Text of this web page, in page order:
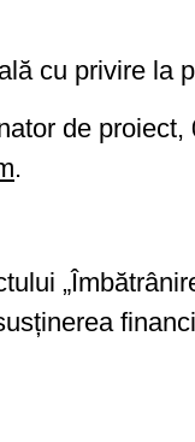
cu privire la
de proiect,
.